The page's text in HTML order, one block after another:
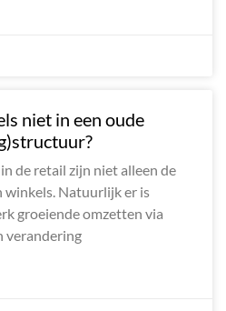
niet in een oude
de retail zijn niet alleen de
winkels. Natuurlijk er is
groeiende omzetten via
verandering